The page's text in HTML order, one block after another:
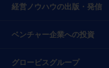
経営ノウハウの出版・発信
ベンチャー企業への投資
グロービスグループ